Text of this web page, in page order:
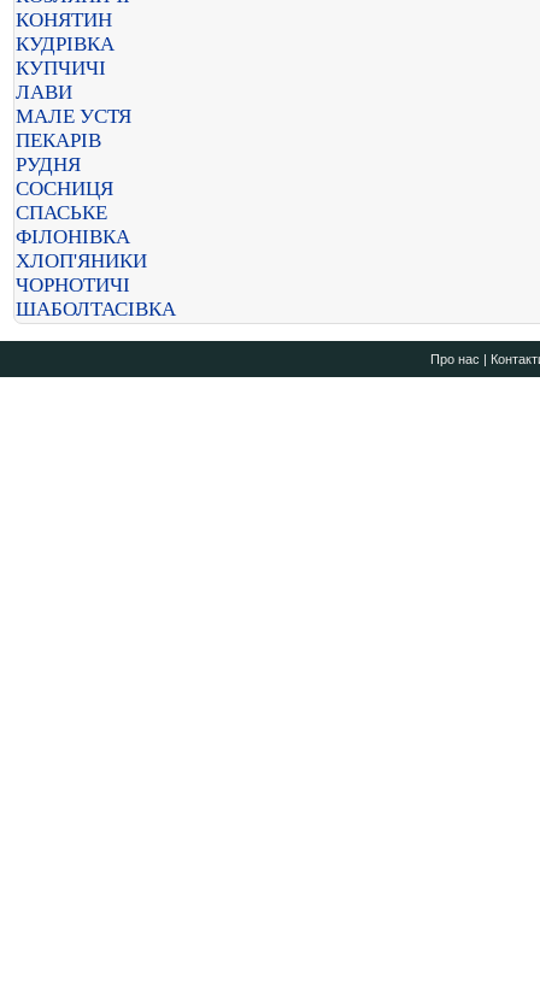
КОНЯТИН
КУДРІВКА
КУПЧИЧІ
ЛАВИ
МАЛЕ УСТЯ
ПЕКАРІВ
РУДНЯ
СОСНИЦЯ
СПАСЬКЕ
ФІЛОНІВКА
ХЛОП'ЯНИКИ
ЧОРНОТИЧІ
ШАБОЛТАСІВКА
Про нас |